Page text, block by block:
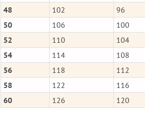
48
102
96
50
106
100
52
110
104
54
114
108
56
118
112
58
122
116
60
126 120